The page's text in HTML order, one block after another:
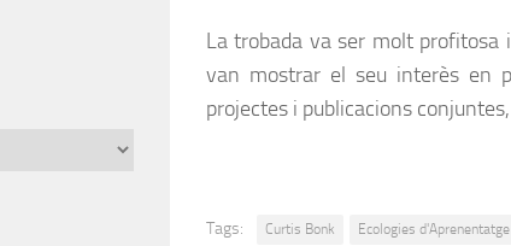
La trobada va ser molt profitosa
van mostrar el seu interès en
projectes i publicacions
Tags: Curtis Bonk Ecologies d'Aprenentatge